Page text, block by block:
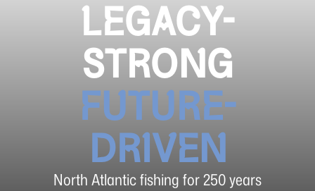
LEGACY-
STRONG
FUTURE-
DRIVEN
North Atlantic fishing for 250 years